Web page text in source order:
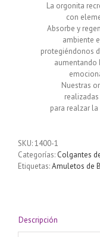
La orgonita
con
Absorbe y
ambiente
protegiéndonos
aumentando
Nuestras
para realzar
SKU:1400-1
Categorías: Colgantes
Etiquetas:Amuletos de
Descripción